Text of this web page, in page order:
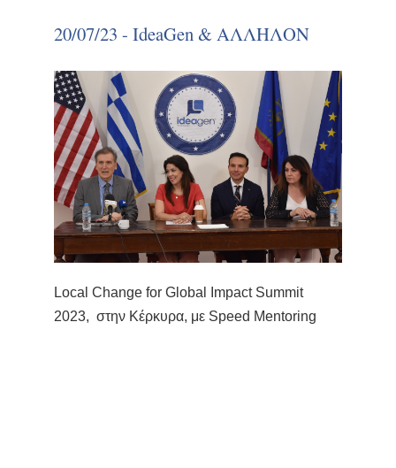
20/07/23 - IdeaGen & ΑΛΛΗΛΟΝ
Local Change for Global Impact Summit
2023, στην Κέρκυρα, με Speed Mentoring